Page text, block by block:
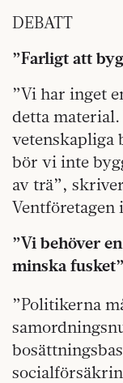
DEBATT
”Farligt att
”Vi har inget
detta
vetenskapliga
bör vi inte
av trä”,
Ventföretagen i
”Vi behöver
minska fusket”
”Politikerna